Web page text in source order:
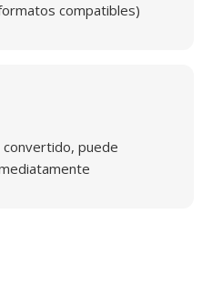
compatibles)
convertido, puede